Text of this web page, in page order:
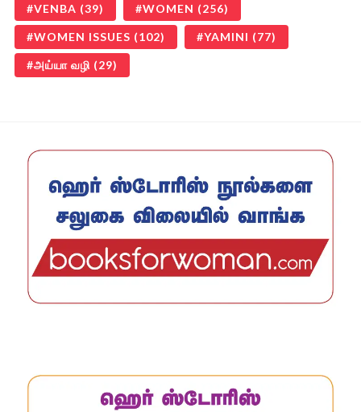
VENBA (39) WOMEN (256)
WOMEN ISSUES (102) YAMINI (77)
அய்யா வழி (29)